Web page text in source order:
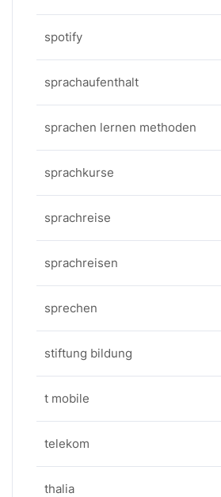
spotify
sprachaufenthalt
sprachen lernen methoden
sprachkurse
sprachreise
sprachreisen
sprechen
stiftung bildung
t mobile
telekom
thalia